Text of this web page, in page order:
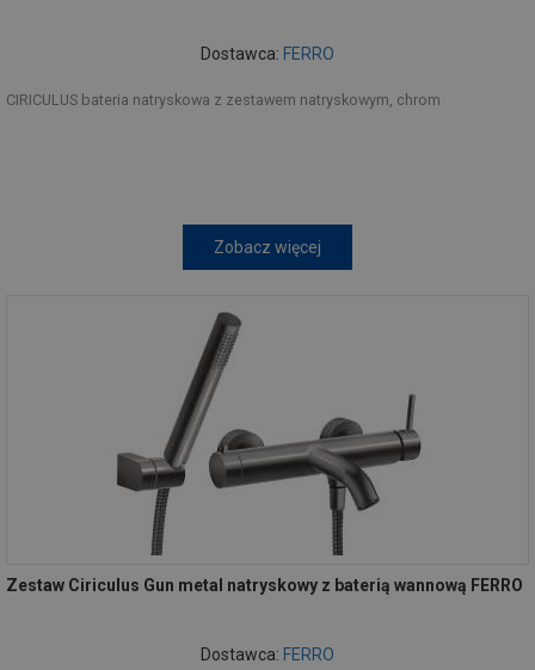
Dostawca: FERRO
CIRICULUS bateria natryskowa z zestawem natryskowym, chrom
Zobacz więcej
Zestaw Ciriculus Gun metal natryskowy z baterią wannową FERRO
Dostawca: FERRO